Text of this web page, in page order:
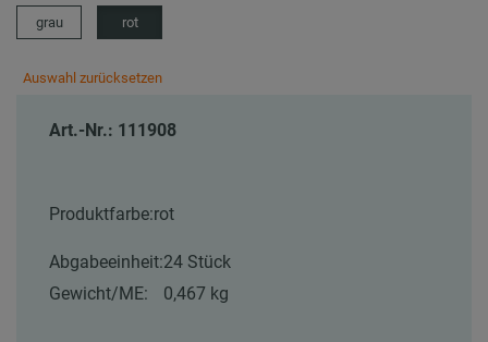
grau rot
Auswahl zurücksetzen
Art.-Nr.: 111908
Produktfarbe:rot
Abgabeeinheit:24 Stück
Gewicht/ME:
0,467 kg